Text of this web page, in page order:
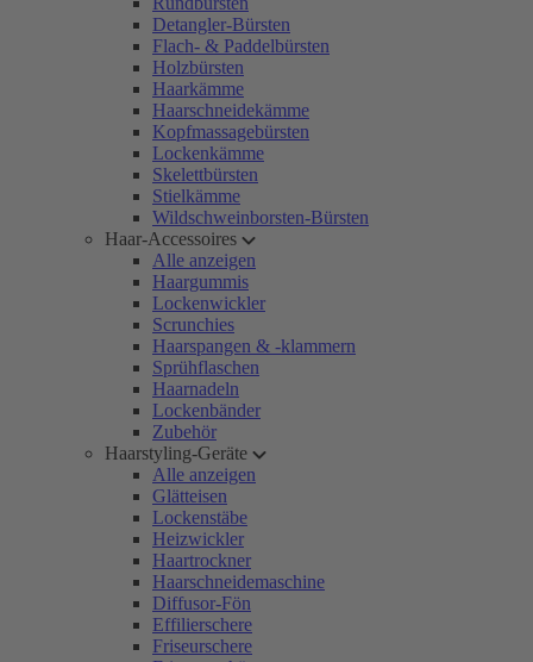
Detangler-Bürsten
Flach- & Paddelbürsten
Holzbürsten
Haarkämme
Haarschneidekämme
Kopfmassagebürsten
Lockenkämme
Skelettbürsten
Stielkämme
Wildschweinborsten-Bürsten
Haar-Accessoires
Alle anzeigen
Haargummis
Lockenwickler
Scrunchies
Haarspangen & -klammern
Sprühflaschen
Haarnadeln
Lockenbänder
Zubehör
Haarstyling-Geräte
Alle anzeigen
Glätteisen
Lockenstäbe
Heizwickler
Haartrockner
Haarschneidemaschine
Diffusor-Fön
Effilierschere
Friseurschere